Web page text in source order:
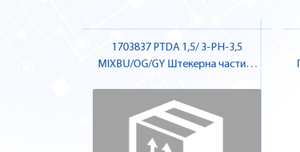
1703837 PTDA 1,5/ 3-PH-3,5
MIXBU/OG/GY Штекерна частина